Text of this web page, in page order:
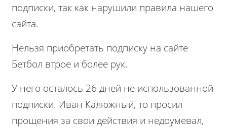
подписки, так как нарушили правила нашего
сайта.
Нельзя приобретать подписку на сайте
Бетбол втрое и более рук.
У него осталось 26 дней не использованной
подписки. Иван Калюжный, то просил
прощения за свои действия и недоумевал,